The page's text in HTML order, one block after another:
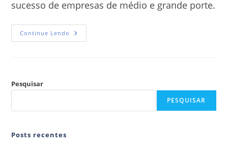
sucesso de empresas de médio e grande porte.
Continue Lendo
Pesquisar
PESQUISAR
Posts recentes